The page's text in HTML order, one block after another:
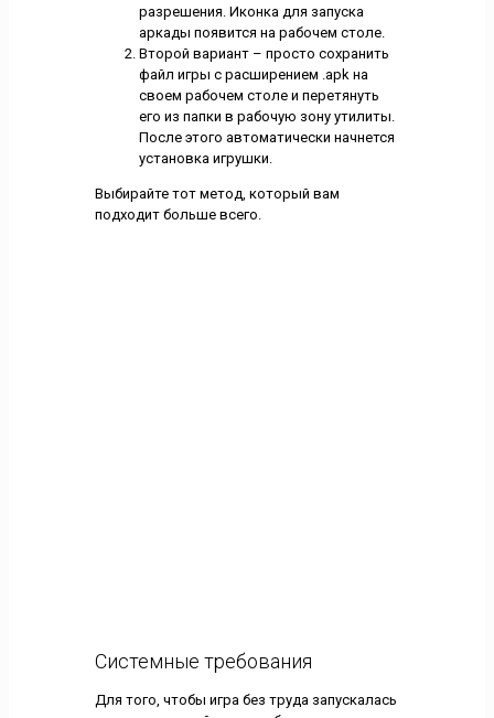
разрешения. Иконка для запуска
аркады появится на рабочем столе.
Второй вариант – просто сохранить
файл игры с расширением .apk на
своем рабочем столе и перетянуть
его из папки в рабочую зону утилиты.
После этого автоматически начнется
установка игрушки.
Выбирайте тот метод, который вам
подходит больше всего.
Системные требования
Для того, чтобы игра без труда запускалась